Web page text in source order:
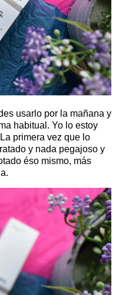
usarlo por la mañana y
habitual. Yo lo estoy
primera vez que lo
y nada pegajoso y
éso mismo, más